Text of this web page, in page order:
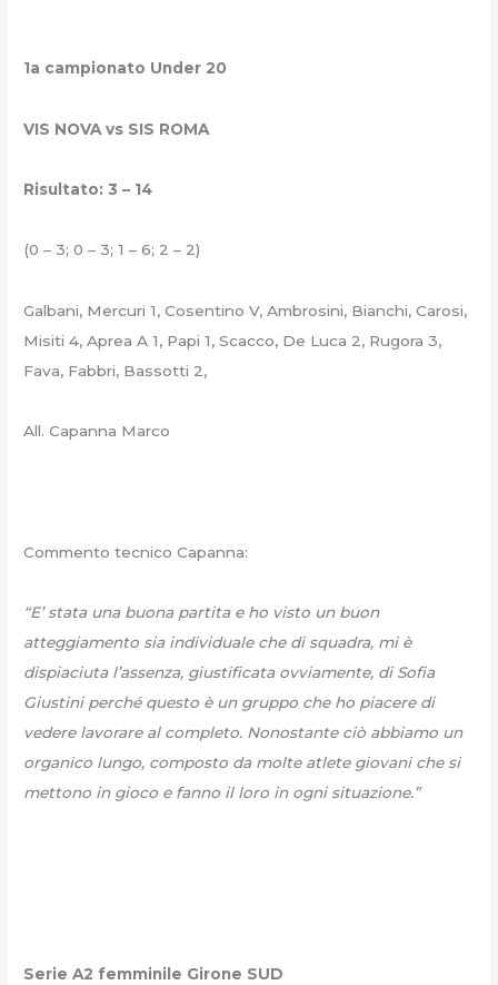
1a campionato Under 20
VIS NOVA vs SIS ROMA
Risultato: 3 – 14
(0 – 3; 0 – 3; 1 – 6; 2 – 2)
Galbani, Mercuri 1, Cosentino V, Ambrosini, Bianchi, Carosi,
Misiti 4, Aprea A 1, Papi 1, Scacco, De Luca 2, Rugora 3,
Fava, Fabbri, Bassotti 2,
All. Capanna Marco
Commento tecnico Capanna:
“E’ stata una buona partita e ho visto un buon
atteggiamento sia individuale che di squadra, mi è
dispiaciuta l’assenza, giustificata ovviamente, di Sofia
Giustini perché questo è un gruppo che ho piacere di
vedere lavorare al completo. Nonostante ciò abbiamo un
organico lungo, composto da molte atlete giovani che si
mettono in gioco e fanno il loro in ogni situazione.”
Serie A2 femminile Girone SUD